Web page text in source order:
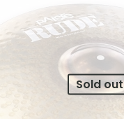
of 5 stars
Sold out